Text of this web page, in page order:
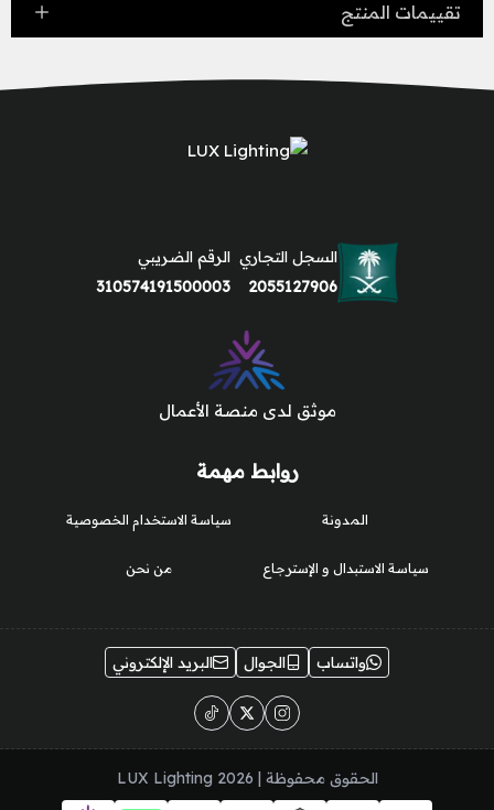
تقييمات المنتج
روابط مهمة
المدونة
سياسة الاستبدال و الإسترجاع
سياسة الاستخدام الخصوصية
من نحن
السجل التجاري
2055127906
الرقم الضريبي
310574191500003
موثق لدى منصة الأعمال
واتساب الجوال البريد الإلكتروني
الحقوق محفوظة | 2026 LUX Lighting